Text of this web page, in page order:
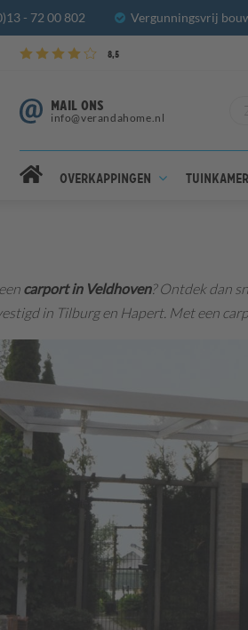
- 72 00 802 Vergunningsvrij
8,5
MAIL ONS
info@verandahome.nl
Overkappingen
carport in Veldhoven? Ontdek dan
in Tilburg en Hapert. Met een